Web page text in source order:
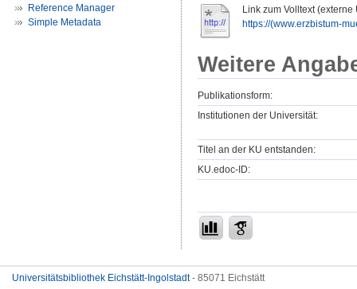
Reference Manager
Simple Metadata
Link zum Volltext (externe
https://(www.erzbistum-
Weitere
Publikationsform:
Institutionen der Universität:
Titel an der KU entstanden:
KU.edoc-ID:
Universitätsbibliothek Eichstätt-Ingolstadt- 85071 Eichstätt